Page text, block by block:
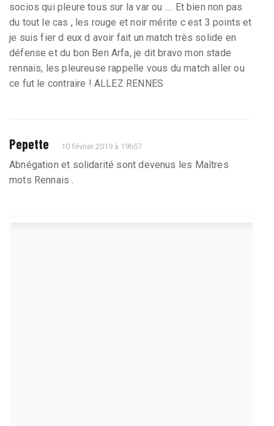
socios qui pleure tous sur la var ou .... Et bien non pas
du tout le cas , les rouge et noir mérite c est 3 points et
je suis fier d eux d avoir fait un match très solide en
défense et du bon Ben Arfa, je dit bravo mon stade
rennais, les pleureuse rappelle vous du match aller ou
ce fut le contraire ! ALLEZ RENNES
Pepette 10 février 2019 à 19h57
Abnégation et solidarité sont devenus les Maîtres
mots Rennais .